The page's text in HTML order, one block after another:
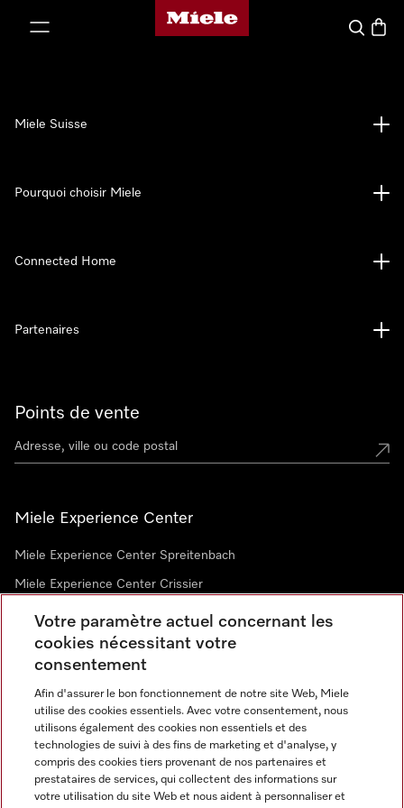
Page d'accueil de Miele
Search
Points de vente
Miele Experience Center
Miele Experience Center Spreitenbach
Miele Experience Center Crissier
Newsletter
Langue
Miele Suisse
Pourquoi choisir Miele
Connected Home
Partenaires
Votre paramètre actuel concernant les
cookies nécessitant votre
consentement
Afin d'assurer le bon fonctionnement de notre site Web, Miele
utilise des cookies essentiels. Avec votre consentement, nous
utilisons également des cookies non essentiels et des
technologies de suivi à des fins de marketing et d'analyse, y
compris des cookies tiers provenant de nos partenaires et
prestataires de services, qui collectent des informations sur
votre utilisation du site Web et nous aident à personnaliser et